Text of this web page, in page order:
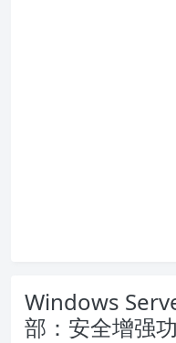
Windows
部：安全增强